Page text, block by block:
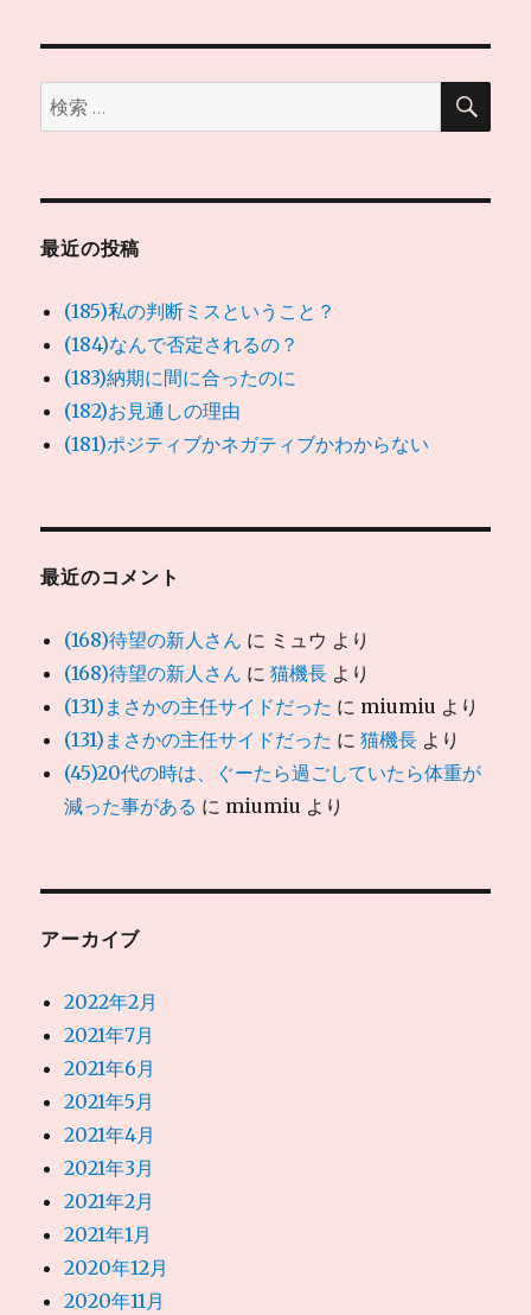
検
索:
検
最近の投稿
(185)私の判断ミスということ？
(184)なんで否定されるの？
(183)納期に間に合ったのに
(182)お見通しの理由
(181)ポジティブかネガティブかわからない
最近のコメント
(168)待望の新人さん に ミュウ より
(168)待望の新人さん に猫機長 より
(131)まさかの主任サイドだった に miumiu より
(131)まさかの主任サイドだった に猫機長 より
(45)20代の時は、ぐーたら過ごしていたら体重が
減った事がある に miumiu より
アーカイブ
2022年2月
2021年7月
2021年6月
2021年5月
2021年4月
2021年3月
2021年2月
2021年1月
2020年12月
2020年11月